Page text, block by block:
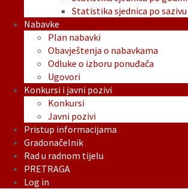
Statistika sjednica po sazivu
Nabavke
Plan nabavki
Obavještenja o nabavkama
Odluke o izboru ponuđača
Ugovori
Konkursi i javni pozivi
Konkursi
Javni pozivi
Pristup informacijama
Gradonačelnik
Rad u radnom tijelu
PRETRAGA
Log in